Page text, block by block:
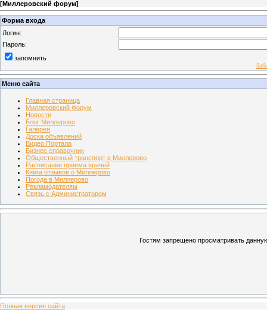
[Миллеровский форум]
Форма входа
Логин:
Пароль:
запомнить
Меню сайта
Главная страница
Миллеровский Форум
Новости
Блог Миллерово
Галерея
Доска объявлений
Видео Портала
Бизнес справочник
Общественный транспорт в Миллерово
Расписание приема врачей
Книга отзывов о Миллерово
Погода в Миллерово
Рекламодателям
Связь с Администратором
Гостям запрещено просматривать
Полная версия сайта